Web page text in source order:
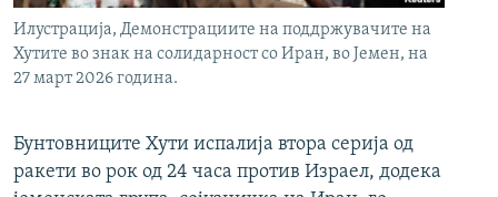
Илустрација, Демонстрациите на поддржувачите на
Хутите во знак на солидарност со Иран, во Јемен, на
27 март 2026 година.
Бунтовниците Хути испалија втора серија од
ракети во рок од 24 часа против Израел, додека